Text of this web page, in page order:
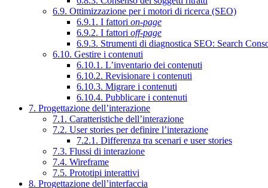
6.9. Ottimizzazione per i motori di ricerca (SEO)
6.9.1. I fattori on-page
6.9.2. I fattori off-page
6.9.3. Strumenti di diagnostica SEO: Search
6.10. Gestire i contenuti
6.10.1. L’inventario dei contenuti
6.10.2. Revisionare i contenuti
6.10.3. Migrare i contenuti
6.10.4. Pubblicare i contenuti
7. Progettazione dell’interazione
7.1. Caratteristiche dell’interazione
7.2. User stories per definire l’interazione
7.2.1. Differenza tra scenari e user stories
7.3. Flussi di interazione
7.4. Wireframe
7.5. Prototipi interattivi
8. Progettazione dell’interfaccia